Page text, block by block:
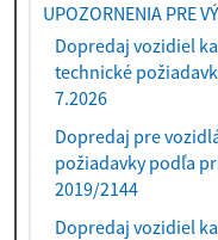
UPOZORNENIA PRE
Dopredaj vozidiel
technické
7.2026
Dopredaj pre
požiadavky podľa
2019/2144
Dopredaj vozidiel